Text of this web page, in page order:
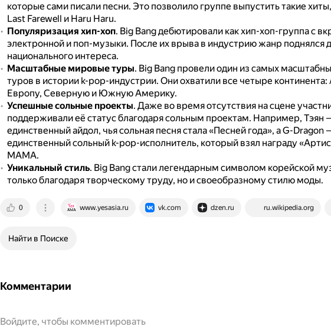
которые сами писали песни. Это позволило группе выпустить такие
Last Farewell и Haru Haru.
Популяризация хип-хоп. Big Bang дебютировали как хип-хоп-группа с
электронной и поп-музыки. После их врыва в индустрию жанр поднялся
национального интереса.
Масштабные мировые туры. Big Bang провели один из самых
туров в истории k-pop-индустрии. Они охватили все четыре
Европу, Северную и Южную Америку.
Успешные сольные проекты. Даже во время отсутствия на сцене
поддерживали её статус благодаря сольным проектам. Например, Тэян
единственный айдол, чья сольная песня стала «Песней года», а G-Dragon
единственный сольный k-pop-исполнитель, который взял награду
MAMA.
Уникальный стиль. Big Bang стали легендарным символом корейской
только благодаря творческому труду, но и своеобразному стилю моды.
0 www.yesasia.ru vk.com dzen.ru ru.wikipedia.org
Найти в Поиске
Комментарии
Войдите, чтобы комментировать